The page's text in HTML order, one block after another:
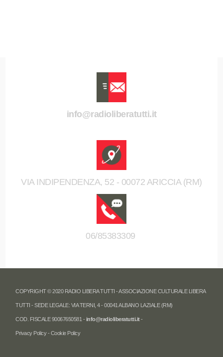
info@radioliberatutti.it
VIA INDIPENDENZA, 52 - 00072 ARICCIA (RM)
06/85383309
COPYRIGHT © 2020 RADIO LIBERA TUTTI - ASSOCIAZIONE CULTURALE LIBERA
TUTTI - SEDE LEGALE: VIA TERNI, 4 - 00041 ALBANO LAZIALE (RM)
COD. FISCALE 90067650581 - info@radioliberatutti.it-
Privacy Policy- Cookie Policy